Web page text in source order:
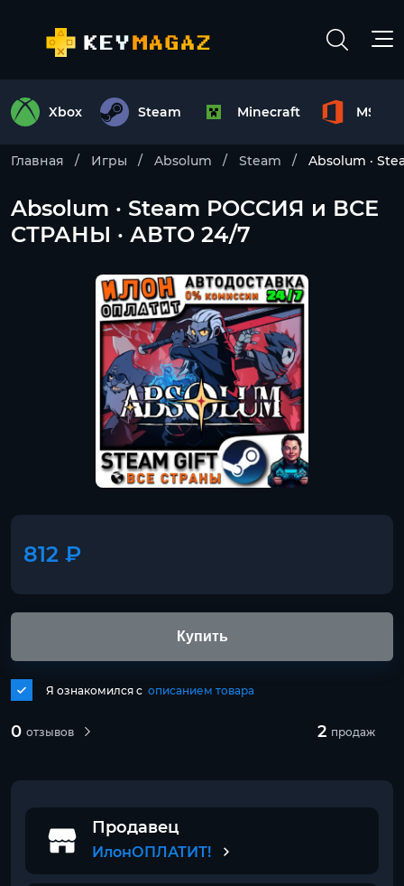
Xbox Steam Minecraft MS
Главная Игры Absolum Steam Absolum ·
Absolum · Steam РОССИЯ и ВСЕ
СТРАНЫ · АВТО 24/7
812 ₽
0 отзывов 2 продаж
Я ознакомился с описанием товара
Купить
Продавец
ИлонОПЛАТИТ!